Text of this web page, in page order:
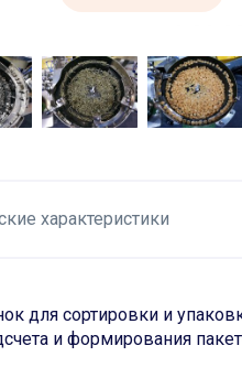
характеристики
для сортировки и
и формирования